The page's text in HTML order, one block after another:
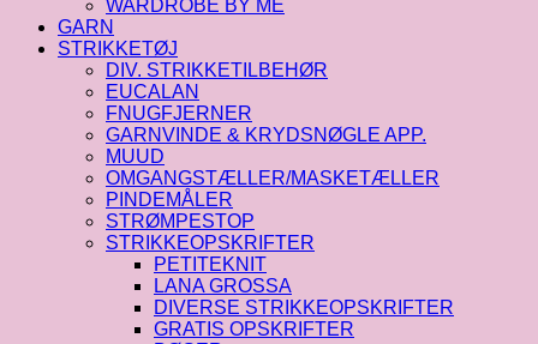
WARDROBE BY ME
GARN
STRIKKETØJ
DIV. STRIKKETILBEHØR
EUCALAN
FNUGFJERNER
GARNVINDE & KRYDSNØGLE APP.
MUUD
OMGANGSTÆLLER/MASKETÆLLER
PINDEMÅLER
STRØMPESTOP
STRIKKEOPSKRIFTER
PETITEKNIT
LANA GROSSA
DIVERSE STRIKKEOPSKRIFTER
GRATIS OPSKRIFTER